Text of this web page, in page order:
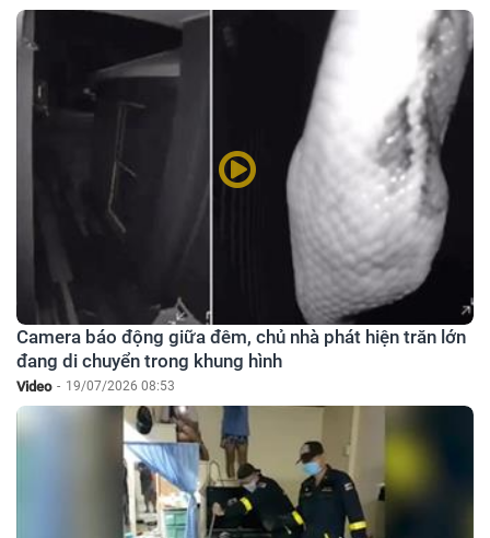
Camera báo động giữa đêm, chủ nhà phát hiện trăn lớn
đang di chuyển trong khung hình
Video - 19/07/2026 08:53